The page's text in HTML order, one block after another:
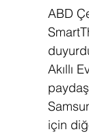
ABD
Akıllı
için